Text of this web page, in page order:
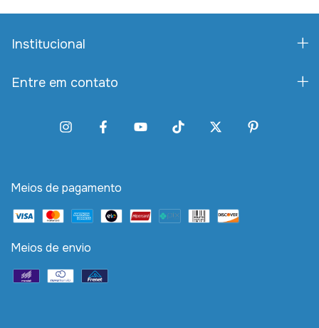
Institucional
Entre em contato
Meios de pagamento
Meios de envio